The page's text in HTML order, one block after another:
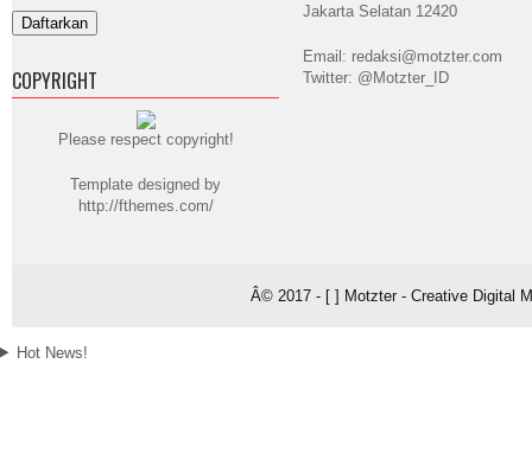
COPYRIGHT
Please respect copyright!
Template designed by
http://fthemes.com/
Jakarta Selatan 12420
Email: redaksi@motzter.com
Twitter: @Motzter_ID
Â© 2017 - [ ] Motzter - Creative Digital
Hot News!